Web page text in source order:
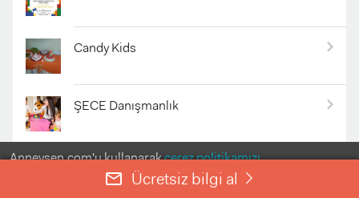
Candy Kids
ŞECE Danışmanlık
Çevre Pastaneleri 4. Levent
Anneysen.com'u kullanarakçerez politikamızı
kabul etmiş olursunuz.
mail_outline Ücretsiz bilgi al right